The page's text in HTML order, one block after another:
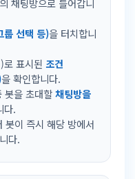
룹 선택 등)을 터치합니
표시된 조건
을 확인합니다.
봇을 초대할채팅방을
다.
봇이 즉시 해당 방에서
다.